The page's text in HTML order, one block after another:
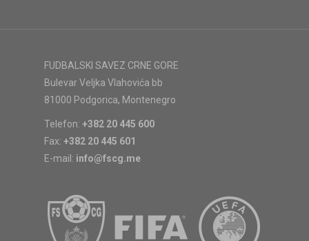
FUDBALSKI SAVEZ CRNE GORE
Bulevar Veljka Vlahovića bb
81000 Podgorica, Montenegro
Telefon: +382 20 445 600
Fax: +382 20 445 601
E-mail: info@fscg.me